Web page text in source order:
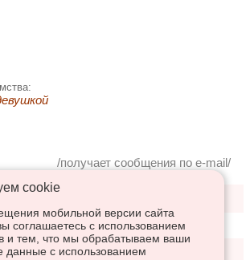
/получает сообщения по e-mail/
услуг
сookie
мобильной версии сайта
соглашаетесь с использованием
и тем, что мы обрабатываем ваши
данные с использованием